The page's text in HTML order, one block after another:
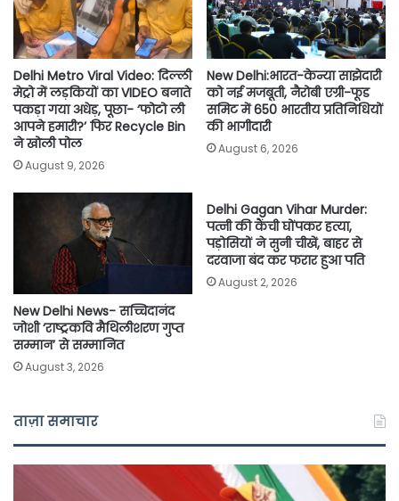
k
p
k
Delhi Metro Viral Video: दिल्ली
मेट्रो में लड़कियों का VIDEO बनाते
पकड़ा गया अधेड़, पूछा- ‘फोटो ली
आपने हमारी?’ फिर Recycle Bin
ने खोली पोल
August 9, 2026
New Delhi:भारत-केन्या साझेदारी
को नई मजबूती, नैरोबी एग्री-फूड
समिट में 650 भारतीय प्रतिनिधियों
की भागीदारी
August 6, 2026
New Delhi News- सच्चिदानंद
जोशी ‘राष्ट्रकवि मैथिलीशरण गुप्त
सम्मान’ से सम्मानित
August 3, 2026
Delhi Gagan Vihar Murder:
पत्नी की कैंची घोंपकर हत्या,
पड़ोसियों ने सुनी चीखें, बाहर से
दरवाजा बंद कर फरार हुआ पति
August 2, 2026
ताज़ा समाचार